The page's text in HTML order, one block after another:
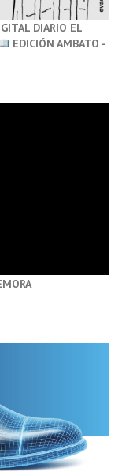
DIARIO EL
EDICIÓN AMBATO -